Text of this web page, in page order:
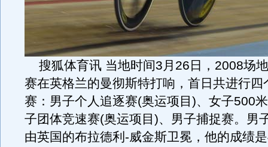
搜狐体育讯 当地时间3月26日，2008场
赛在英格兰的曼彻斯特打响，首日共进行四
赛：男子个人追逐赛(奥运项目)、女子500
子团体竞速赛(奥运项目)、男子捕捉赛。男
由英国的布拉德利-威金斯卫冕，他的成绩